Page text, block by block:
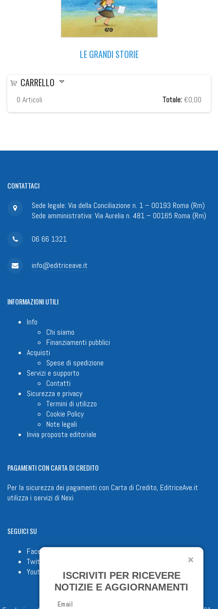
LE GRANDI STORIE
CARRELLO
0 Articoli Totale: €0,00
CONTATTACI
Sede legale: Via della Conciliazione n. 1 – 00193 Roma (Rm)
Sede amministrativa: Via Aurelia n. 481 – 00165 Roma (Rm)
06 66 1321
info@editriceave.it
INFORMAZIONIUTILI
Info
Chi siamo
Finanziamenti pubblici
Acquisti
Spese di spedizione
Servizi e supporto
Contatti
Sicurezza e privacy
Termini di utilizzo
Cookie Policy
Note legali
Invia proposta editoriale
PAGAMENTICON CARTA DI CREDITO
Per la sicurezza dei pagamenti con Carta di Credito, EditriceAve.it
utilizza i servizi di Nexi
SEGUICISU
Facebook
Twitter
Youtube
ISCRIVITI PER RICEVERE
NOTIZIE E AGGIORNAMENTI
Email